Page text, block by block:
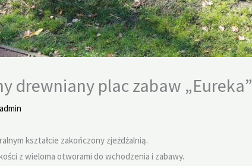
drewniany plac zabaw „Eureka”
admin
kształcie zakończony zjeżdżalnią.
z wieloma otworami do wchodzenia i zabawy.